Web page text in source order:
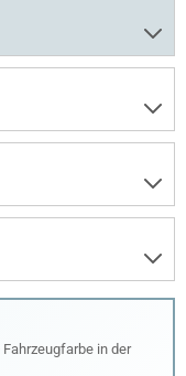
in der